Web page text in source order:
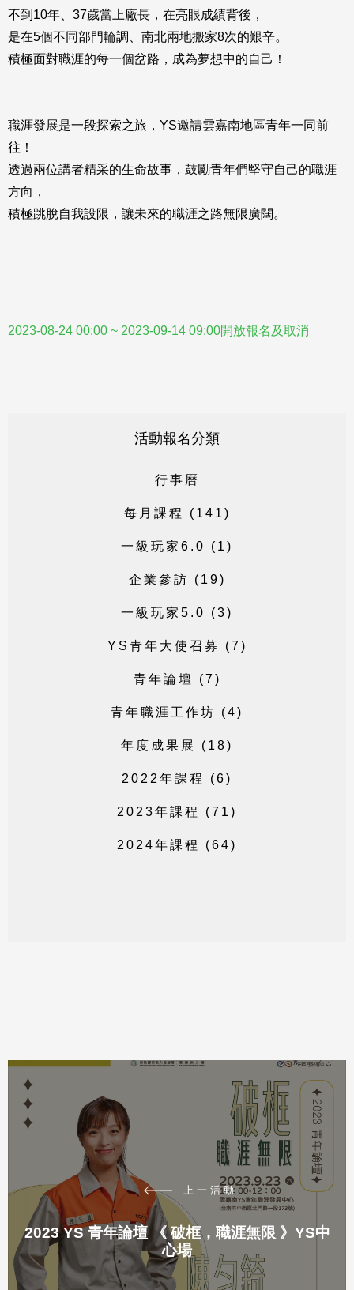
不到10年、37歲當上廠長，在亮眼成績背後，
是在5個不同部門輪調、南北兩地搬家8次的艱辛。
積極面對職涯的每一個岔路，成為夢想中的自己！
職涯發展是一段探索之旅，YS邀請雲嘉南地區青年一同前
往！
透過兩位講者精采的生命故事，鼓勵青年們堅守自己的職涯
方向，
積極跳脫自我設限，讓未來的職涯之路無限廣闊。
2023-08-24 00:00 ~ 2023-09-14 09:00開放報名及取消
活動報名分類
行事 曆
每 月 課 程 ( 1 4 1 )
一 級 玩家 6 . 0 ( 1 )
企 業 參 訪 ( 1 9)
一 級 玩家 5 . 0 (3)
Y S 青年 大 使 召 募 (7 )
青年論壇 (7 )
青年職涯 工 作坊 (4)
年 度 成果 展 ( 1 8)
2 0 2 2 年課 程 (6)
2 0 2 3年課 程 (7 1 )
2 0 2 4年課 程 (64)
上一活動
2023 YS 青年論壇 《 破框，職涯無限 》YS中
心場